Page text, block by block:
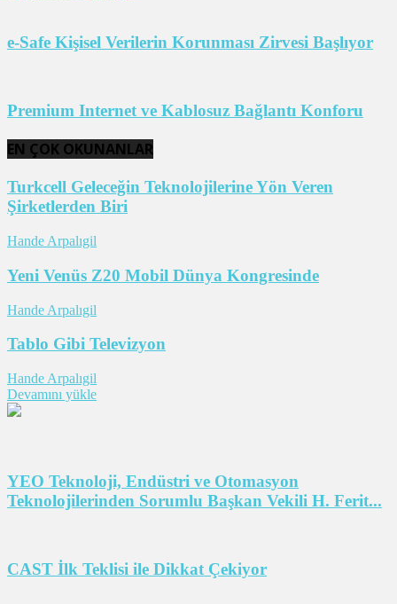
e-Safe Kişisel Verilerin Korunması Zirvesi Başlıyor
Premium Internet ve Kablosuz Bağlantı Konforu
EN ÇOK OKUNANLAR
Turkcell Geleceğin Teknolojilerine Yön Veren
Şirketlerden Biri
Hande Arpalıgil
Yeni Venüs Z20 Mobil Dünya Kongresinde
Hande Arpalıgil
Tablo Gibi Televizyon
Hande Arpalıgil
Devamını yükle
YEO Teknoloji, Endüstri ve Otomasyon
Teknolojilerinden Sorumlu Başkan Vekili H. Ferit...
CAST İlk Teklisi ile Dikkat Çekiyor